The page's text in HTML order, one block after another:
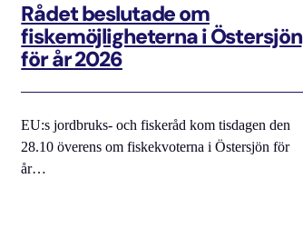
Rådet beslutade om
fiskemöjligheterna i Östersjön
för år 2026
EU:s jordbruks- och fiskeråd kom tisdagen den
28.10 överens om fiskekvoterna i Östersjön för
år…